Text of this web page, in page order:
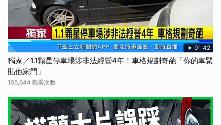
01:42
獨家／1.1顆星停車場涉非法經營4年！車格規劃奇葩「你的車緊
貼他家門」
155,644 觀看次數
取消